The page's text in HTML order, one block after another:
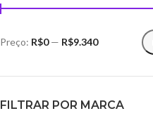
Preço: R$0— R$9.340
FILTRAR POR MARCA